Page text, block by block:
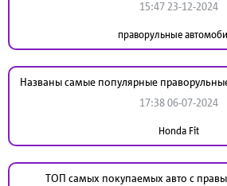
15:47 23-12-2024
праворульные
Названы самые популярные
17:38 06-07-2024
Honda Fit
ТОП самых покупаемых авто с